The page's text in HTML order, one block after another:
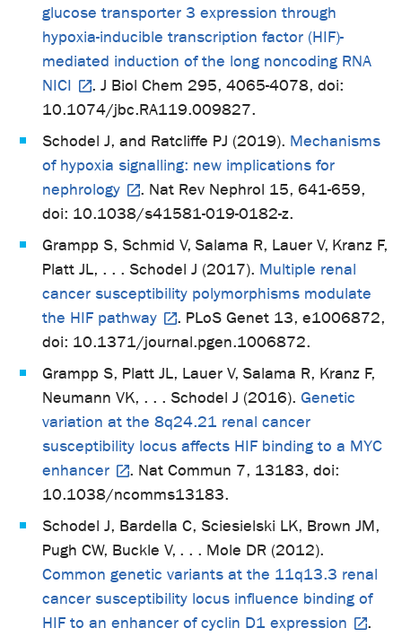
glucose transporter 3 expression through
hypoxia-inducible transcription factor (HIF)-
mediated induction of the long noncoding RNA
NICI
. J Biol Chem 295, 4065-4078, doi:
10.1074/jbc.RA119.009827.
Schodel J, and Ratcliffe PJ (2019). Mechanisms
of hypoxia signalling: new implications for
nephrology
. Nat Rev Nephrol 15, 641-659,
doi: 10.1038/s41581-019-0182-z.
Grampp S, Schmid V, Salama R, Lauer V, Kranz F,
Platt JL, . . . Schodel J (2017). Multiple renal
cancer susceptibility polymorphisms modulate
the HIF pathway
. PLoS Genet 13, e1006872,
doi: 10.1371/journal.pgen.1006872.
Grampp S, Platt JL, Lauer V, Salama R, Kranz F,
Neumann VK, . . . Schodel J (2016). Genetic
variation at the 8q24.21 renal cancer
susceptibility locus affects HIF binding to a MYC
enhancer
. Nat Commun 7, 13183, doi:
10.1038/ncomms13183.
Schodel J, Bardella C, Sciesielski LK, Brown JM,
Pugh CW, Buckle V, . . . Mole DR (2012).
Common genetic variants at the 11q13.3 renal
cancer susceptibility locus influence binding of
HIF to an enhancer of cyclin D1 expression
.